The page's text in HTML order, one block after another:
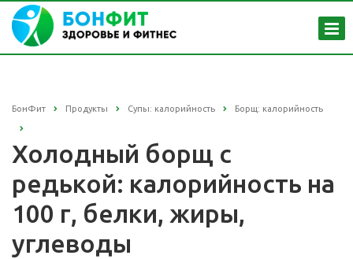
БонФит Продукты Супы: калорийность Борщ: калорийность
Холодный борщ с
редькой: калорийность на
100 г, белки, жиры,
углеводы